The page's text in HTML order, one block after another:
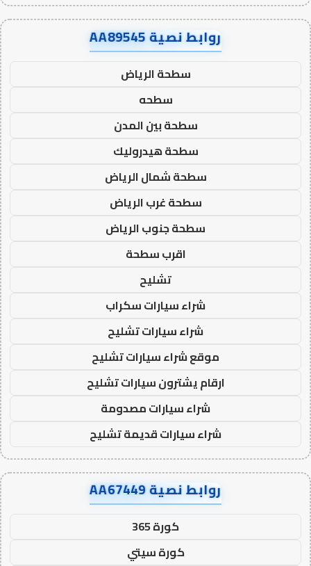
روابط نصية AA89545
سطحة الرياض
سطحه
سطحة بين المدن
سطحة هيدروليك
سطحة شمال الرياض
سطحة غرب الرياض
سطحة جنوب الرياض
اقرب سطحة
تشليح
شراء سيارات سكراب
شراء سيارات تشليح
موقع شراء سيارات تشليح
ارقام يشترون سيارات تشليح
شراء سيارات مصدومة
شراء سيارات قديمة تشليح
روابط نصية AA67449
كورة 365
كورة سيتي